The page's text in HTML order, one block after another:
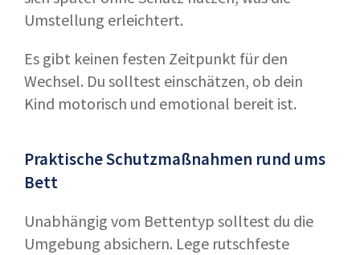
Umstellung erleichtert.
Es gibt keinen festen Zeitpunkt für den
Wechsel. Du solltest einschätzen, ob dein
Kind motorisch und emotional bereit ist.
Praktische Schutzmaßnahmen rund ums
Bett
Unabhängig vom Bettentyp solltest du die
Umgebung absichern. Lege rutschfeste